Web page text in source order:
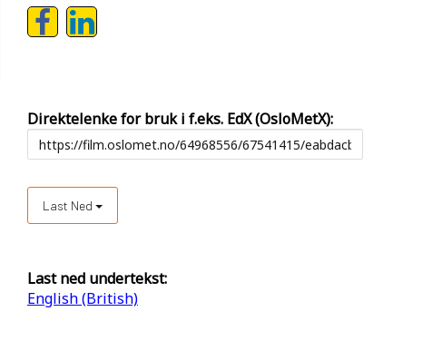
Direktelenke for bruk i f.eks. EdX (OsloMetX):
Last Ned
Last ned undertekst:
English (British)